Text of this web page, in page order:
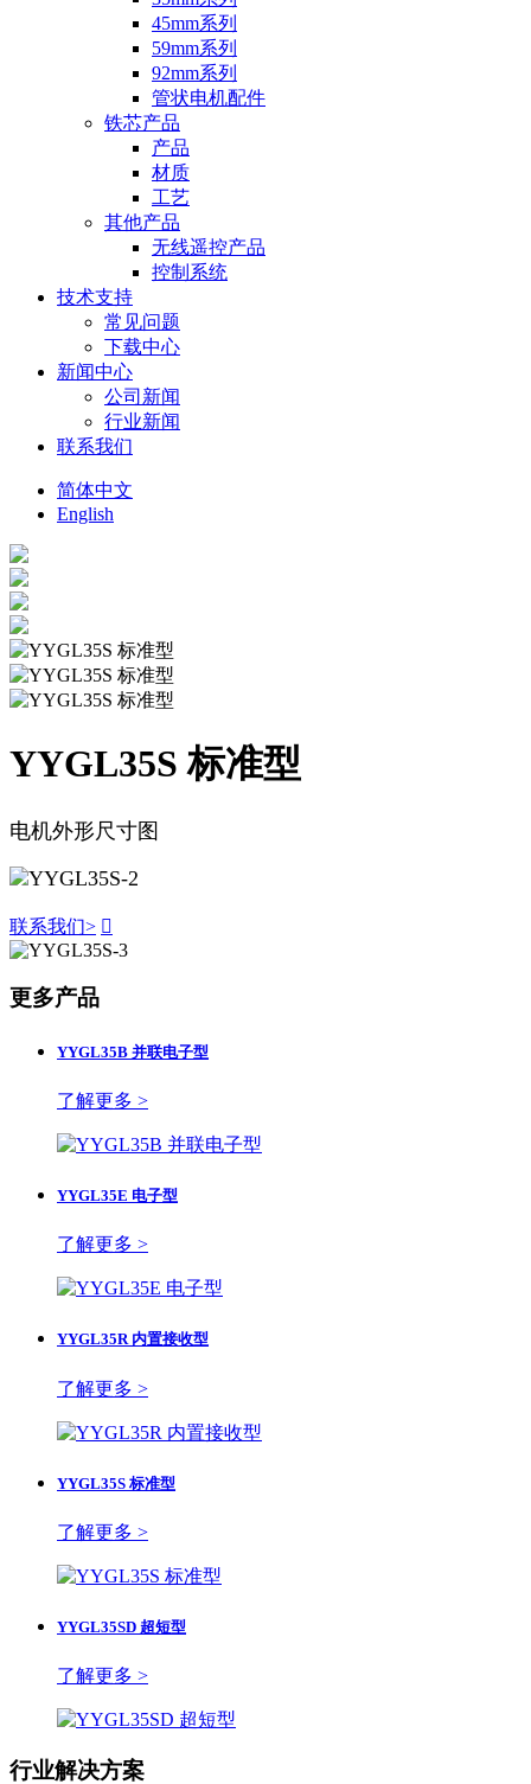
45mm系列
59mm系列
92mm系列
管状电机配件
铁芯产品
产品
材质
工艺
其他产品
无线遥控产品
控制系统
技术支持
常见问题
下载中心
新闻中心
公司新闻
行业新闻
联系我们
简体中文
English
YYGL35S 标准型
电机外形尺寸图
联系我们> 
更多产品
YYGL35B 并联电子型
了解更多 >
YYGL35E 电子型
了解更多 >
YYGL35R 内置接收型
了解更多 >
YYGL35S 标准型
了解更多 >
YYGL35SD 超短型
了解更多 >
行业解决方案